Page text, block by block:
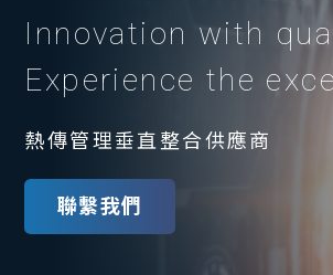
Innovation with
Experience the
熱傳管理垂直整合供應商
聯繫我們